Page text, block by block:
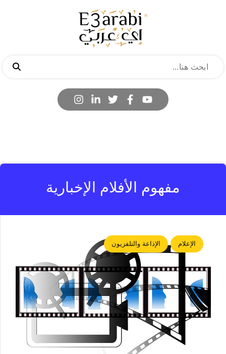
‏مفهوم الأفلام الإخبارية
الإعلام الإذاعة والتلفزيون